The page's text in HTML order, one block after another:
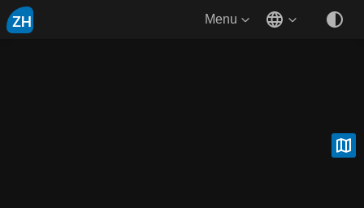
ZH Menu